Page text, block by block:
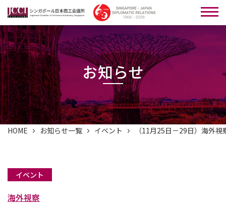
お知らせ
HOME お知らせ一覧 イベント （11月25日－29日）海外
イベント
海外視察